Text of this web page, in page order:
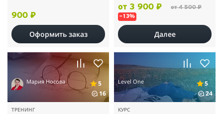
900 ₽
Оформить заказ
от 3 900 ₽ от 4 500 ₽
–13%
Далее
Мария Носова
5
16
ТРЕНИНГ
Level One
5
24
КУРС